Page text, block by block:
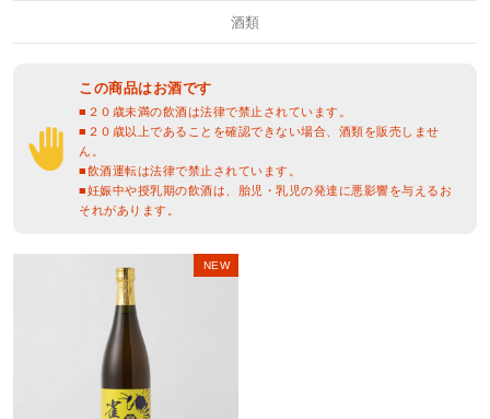
酒類
この商品はお酒です
■２０歳未満の飲酒は法律で禁止されています。
■２０歳以上であることを確認できない場合、酒類を販売しませ
ん。
■飲酒運転は法律で禁止されています。
■妊娠中や授乳期の飲酒は、胎児・乳児の発達に悪影響を与えるお
それがあります。
NEW